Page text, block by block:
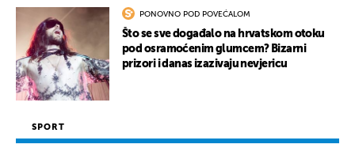
PONOVNO POD POVEĆALOM
Što se sve događalo na hrvatskom otoku
pod osramoćenim glumcem? Bizarni
prizori i danas izazivaju nevjericu
SPORT